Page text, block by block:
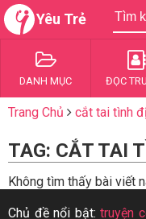
Yêu Trẻ
DANH MỤC ĐỌC
Trang Chủ cắt tai tình
TAG: CẮT TAI
Không tìm thấy bài viết
Chủ đề nổi bật:truyện